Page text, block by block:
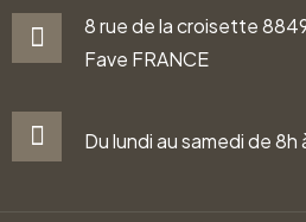
8 rue de la croisette
Fave FRANCE
Du lundi au samedi de 8h